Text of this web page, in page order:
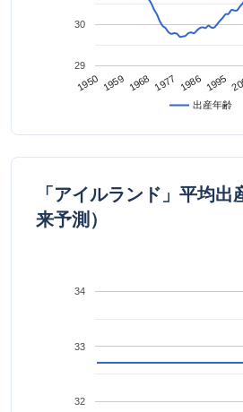
出産年齢
1950 1959 1968 1977 1986 1995
29
30
「アイルランド」平均
来予測）
32
33
34